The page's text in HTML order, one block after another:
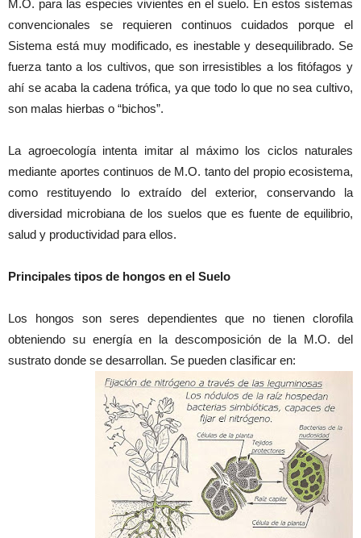
M.O. para las especies vivientes en el suelo. En estos sistemas
convencionales se requieren continuos cuidados porque el
Sistema está muy modificado, es inestable y desequilibrado. Se
fuerza tanto a los cultivos, que son irresistibles a los fitófagos y
ahí se acaba la cadena trófica, ya que todo lo que no sea cultivo,
son malas hierbas o “bichos”.
La agroecología intenta imitar al máximo los ciclos naturales
mediante aportes continuos de M.O. tanto del propio ecosistema,
como restituyendo lo extraído del exterior, conservando la
diversidad microbiana de los suelos que es fuente de equilibrio,
salud y productividad para ellos.
Principales tipos de hongos en el Suelo
Los hongos son seres dependientes que no tienen clorofila
obteniendo su energía en la descomposición de la M.O. del
sustrato donde se desarrollan. Se pueden clasificar en: